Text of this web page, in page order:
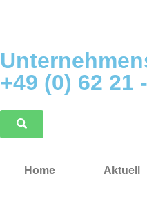
+49 (0) 62 21
Home Aktuell